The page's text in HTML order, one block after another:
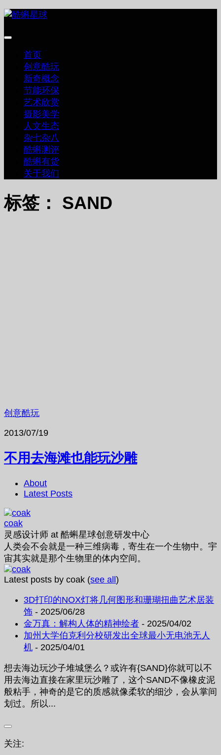
跳
内
首页
创意酷玩
新奇概念
节能环保
艺术欣赏
摄影美学
人文生态
杂七杂八
酷蝌测评
酷蝌有货
关于我们
标签： SAND
创意酷玩
2013/07/19
不用去海滩也能玩沙雕
About
Latest Posts
coak
灵感设计师 at 酷蝌星球创意研发中心
人类会不会就是一种三维病毒，寄生在一个生物中。宇
宙其实就是那个生物里的体内空间。
Latest posts by coak (see all)
3D打印的NOX灯将几何图形和珊瑚扭曲艺术居装
饰 - 2025/06/28
金万真：解构人体的精神绘者 - 2025/04/02
加州大学伯克利分校研发出全球最小无电池无人
机 - 2025/04/01
想去海边玩沙子堆城堡么？或许有{SAND}你就可以不
用去海边直接在家里玩沙雕了，这个SAND不像橡皮泥
般粘手，神奇的是它的质感就像柔软的细沙，会从掌间
划过。所以...
关注: